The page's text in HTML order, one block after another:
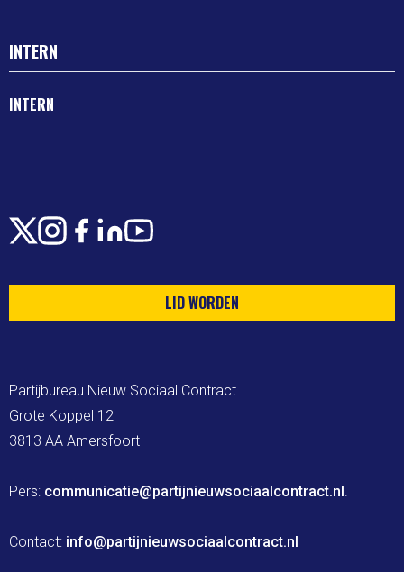
INTERN
INTERN
X Instagram
Facebook
LinkedIn
Youtube
LID WORDEN
Partijbureau Nieuw Sociaal Contract
Grote Koppel 12
3813 AA Amersfoort
Pers: communicatie@partijnieuwsociaalcontract.nl.
Contact: info@partijnieuwsociaalcontract.nl